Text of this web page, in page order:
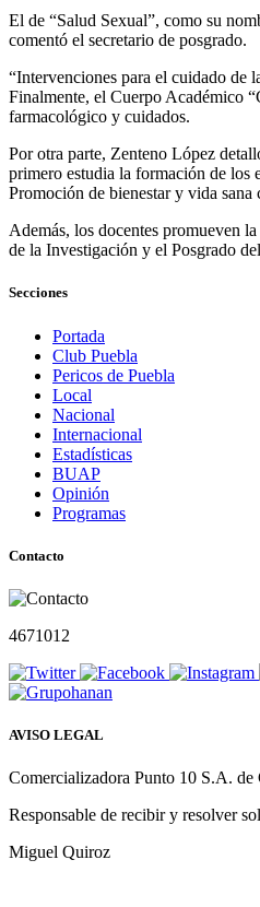
El de “Salud Sexual”, como su
comentó el secretario de posgrado.
“Intervenciones para el cuidado de
Finalmente, el Cuerpo Académico
farmacológico y cuidados.
Por otra parte, Zenteno López
primero estudia la formación de los
Promoción de bienestar y vida
Además, los docentes promueven
de la Investigación y el Posgrado
Secciones
Portada
Club Puebla
Pericos de Puebla
Local
Nacional
Internacional
Estadísticas
BUAP
Opinión
Programas
Contacto
4671012
AVISO LEGAL
Comercializadora Punto 10 S.A. de
Responsable de recibir y resolver
Miguel Quiroz